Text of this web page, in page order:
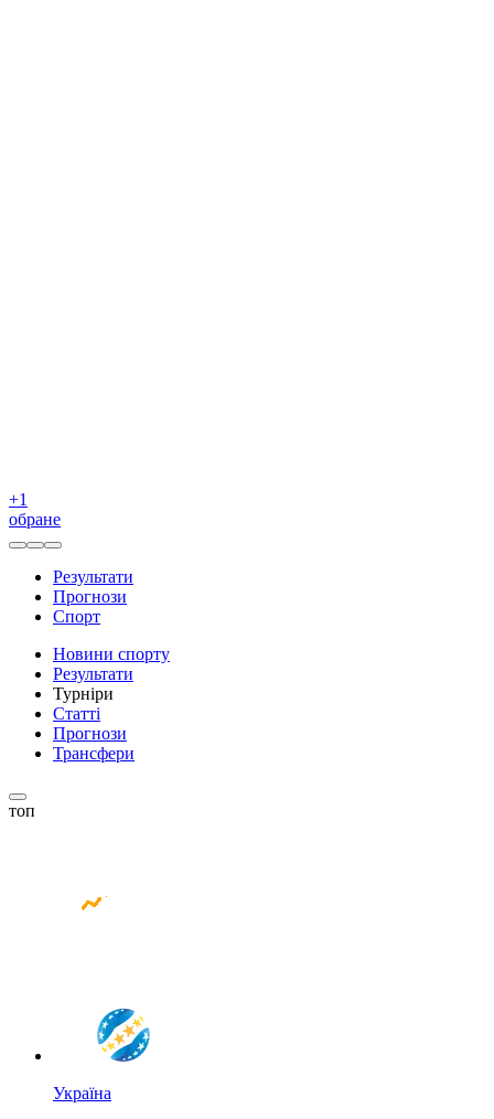
+1
обране
Результати
Прогнози
Спорт
Новини спорту
Результати
Турніри
Статті
Прогнози
Трансфери
топ
Україна